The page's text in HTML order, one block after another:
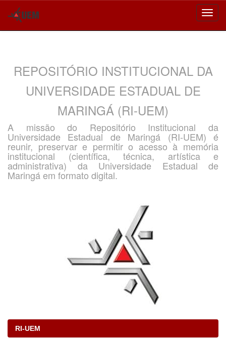
REPOSITÓRIO INSTITUCIONAL DA
UNIVERSIDADE ESTADUAL DE
MARINGÁ (RI-UEM)
A missão do Repositório Institucional da
Universidade Estadual de Maringá (RI-UEM) é
reunir, preservar e permitir o acesso à memória
institucional (científica, técnica, artística e
administrativa) da Universidade Estadual de
Maringá em formato digital.
RI-UEM